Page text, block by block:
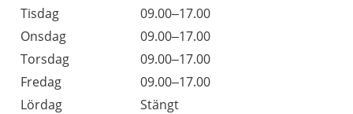
Tisdag
09.00–17.00
Onsdag
09.00–17.00
Torsdag
09.00–17.00
Fredag
09.00–17.00
Lördag
Stängt